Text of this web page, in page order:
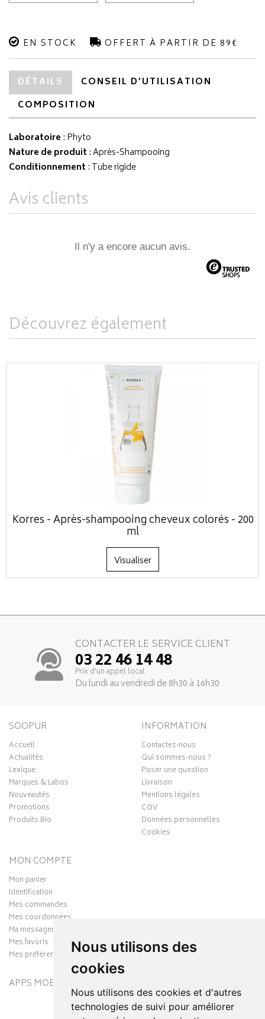
Nous utilisons des
cookies
Nous utilisons des cookies et d'autres
technologies de suivi pour améliorer
EN STOCK OFFERT À PARTIR DE 89€
DÉTAILS
CONSEIL D’UTILISATION
COMPOSITION
Laboratoire : Phyto
Nature de produit : Après-Shampooing
Conditionnement : Tube rigide
Avis clients
Il n'y a encore aucun avis.
Découvrez également
Korres - Après-shampooing cheveux colorés - 200
ml
Visualiser
CONTACTER LE SERVICE CLIENT
03 22 46 14 48
Prix d’un appel local
Du lundi au vendredi de 8h30 à 16h30
SOOPUR
Accueil
Actualités
Lexique
Marques & Labos
Nouveautés
Promotions
Produits Bio
INFORMATION
Contactez-nous
Qui sommes-nous ?
Poser une question
Livraison
Mentions légales
CGV
Données personnelles
Cookies
MON COMPTE
Mon panier
Identification
Mes commandes
Mes coordonnées
Ma messagerie
Mes favoris
Mes préférences Cookies
APPS MOBILES